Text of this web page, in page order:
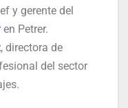
y gerente del
en Petrer.
, directora de
del sector